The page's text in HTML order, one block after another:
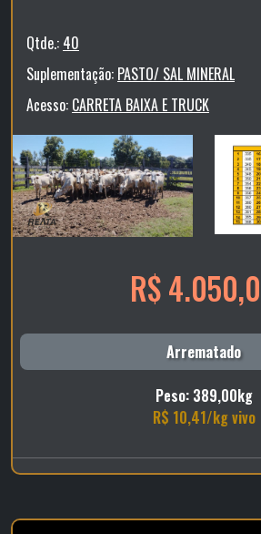
Qtde.: 40
Suplementação: PASTO/ SAL MINERAL
Acesso: CARRETA BAIXA E TRUCK
R$
Arrematado
Peso: 389,00kg
R$ 10,41/kg vivo